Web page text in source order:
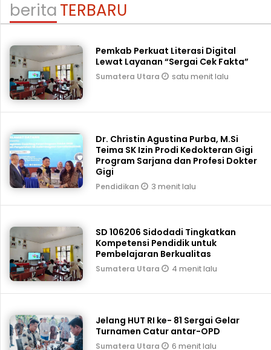
beritaTERBARU
Pemkab Perkuat Literasi Digital
Lewat Layanan “Sergai Cek Fakta”
Sumatera Utara satu menit lalu
Dr. Christin Agustina Purba, M.Si
Teima SK Izin Prodi Kedokteran Gigi
Program Sarjana dan Profesi Dokter
Gigi
Pendidikan 3 menit lalu
SD 106206 Sidodadi Tingkatkan
Kompetensi Pendidik untuk
Pembelajaran Berkualitas
Sumatera Utara 4 menit lalu
Jelang HUT RI ke- 81 Sergai Gelar
Turnamen Catur antar-OPD
Sumatera Utara 6 menit lalu